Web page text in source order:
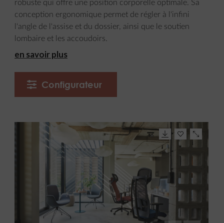
robuste qui offre une position corporelle optimale. Sa
conception ergonomique permet de régler à l'infini
l'angle de l'assise et du dossier, ainsi que le soutien
lombaire et les accoudoirs.
en savoir plus
Configurateur